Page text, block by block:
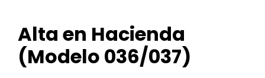
Alta en Hacienda
(Modelo 036/037)